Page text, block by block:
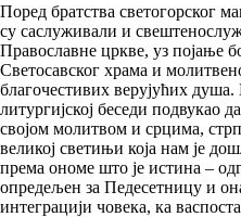
Поред братства светогорског
су саслуживали и
Православне цркве, уз појање
Светосавског храма и
благочестивих верујућих
литургијској беседи подвукао
својом молитвом и срцима,
великој светињи која нам је
према ономе што је истина –
опредељен за Педесетницу и
интеграцији човека, ка